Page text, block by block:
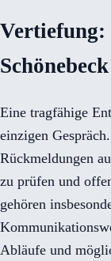
Vertiefung:
Eine tragfähige
einzigen
Rückmeldungen
zu prüfen und
gehören
Abläufe und